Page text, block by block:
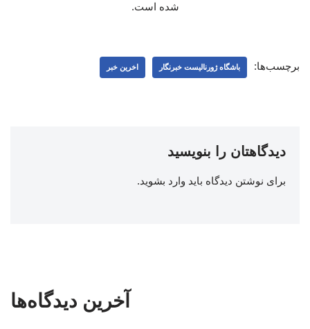
شده است.
برچسب‌ها: باشگاه ژورنالیست خبرنگار اخرین خبر
دیدگاهتان را بنویسید
برای نوشتن دیدگاه باید وارد بشوید.
آخرین دیدگاه‌ها